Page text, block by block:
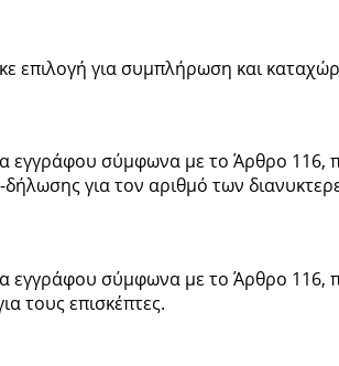
επιλογή για συμπλήρωση και
εγγράφου σύμφωνα με το Άρθρο 116,
για τον αριθμό των
εγγράφου σύμφωνα με το Άρθρο 116,
τους επισκέπτες.